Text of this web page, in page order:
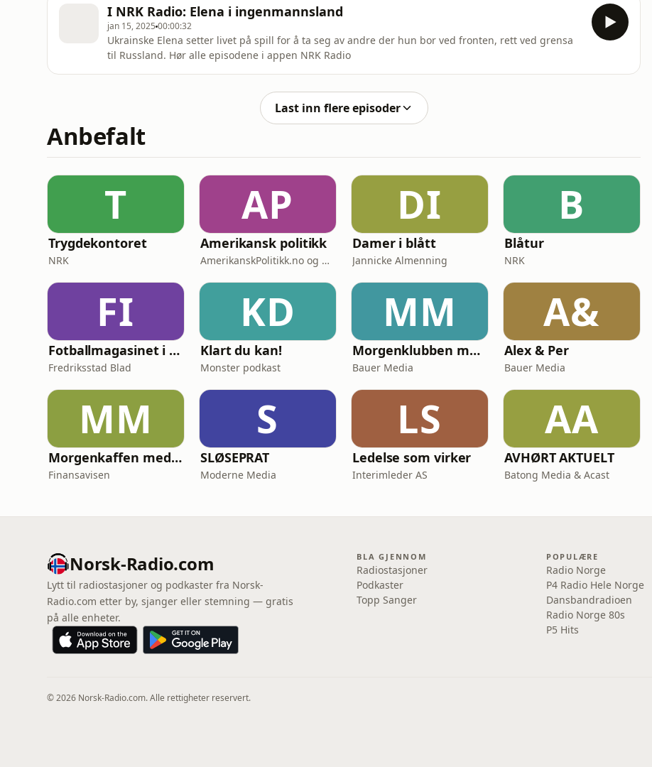
I NRK Radio: Elena i ingenmannsland
jan 15, 2025 00:00:32
Ukrainske Elena setter livet på spill for å ta seg av andre der hun bor ved fronten, rett ved grensa
til Russland. Hør alle episodene i appen NRK Radio
Last inn flere episoder
Anbefalt
T
Trygdekontoret
NRK
AP
Amerikansk politikk
AmerikanskPolitikk.no og Moderne Media
DI
Damer i blått
Jannicke Almenning
B
Blåtur
NRK
FI
Fotballmagasinet i Fredrikstad
Fredriksstad Blad
KD
Klart du kan!
Monster podkast
MM
Morgenklubben med Loven & Co
Bauer Media
A&
Alex & Per
Bauer Media
MM
Morgenkaffen med Finansavisen
Finansavisen
S
SLØSEPRAT
Moderne Media
LS
Ledelse som virker
Interimleder AS
AA
AVHØRT AKTUELT
Batong Media & Acast
Norsk-Radio.com
Lytt til radiostasjoner og podkaster fra Norsk-
Radio.com etter by, sjanger eller stemning — gratis
på alle enheter.
BLA GJENNOM
Radiostasjoner
Podkaster
Topp Sanger
POPULÆRE
Radio Norge
P4 Radio Hele Norge
Dansbandradioen
Radio Norge 80s
P5 Hits
© 2026 Norsk-Radio.com. Alle rettigheter reservert.